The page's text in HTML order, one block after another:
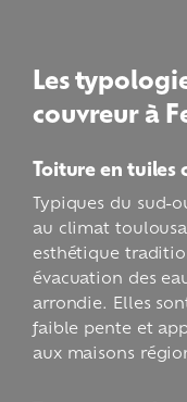
Les
couvreur à
Toiture en tuiles
Typiques du sud-
au climat
esthétique
évacuation des
arrondie. Elles
faible pente et
aux maisons